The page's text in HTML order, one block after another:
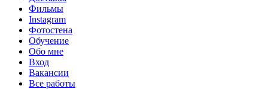
Фильмы
Instagram
Фотостена
Обучение
Обо мне
Вход
Вакансии
Все работы